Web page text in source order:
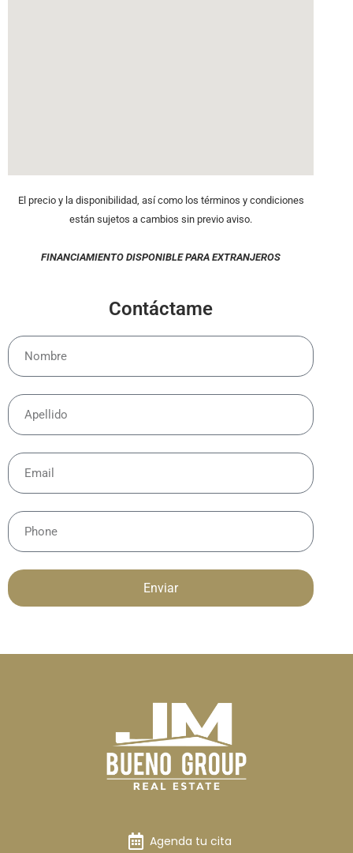
El precio y la disponibilidad, así como los términos y condiciones
están sujetos a cambios sin previo aviso.
FINANCIAMIENTO DISPONIBLE PARA EXTRANJEROS
Contáctame
Enviar
Agenda tu cita